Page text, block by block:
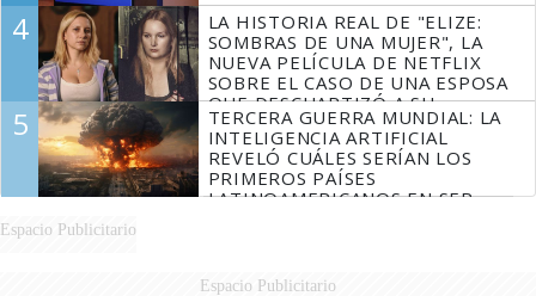
4
LA HISTORIA REAL DE "ELIZE:
SOMBRAS DE UNA MUJER", LA
NUEVA PELÍCULA DE NETFLIX
SOBRE EL CASO DE UNA ESPOSA
QUE DESCUARTIZÓ A SU
MARIDO
5
TERCERA GUERRA MUNDIAL: LA
INTELIGENCIA ARTIFICIAL
REVELÓ CUÁLES SERÍAN LOS
PRIMEROS PAÍSES
LATINOAMERICANOS EN SER
Espacio Publicitario
Espacio Publicitario